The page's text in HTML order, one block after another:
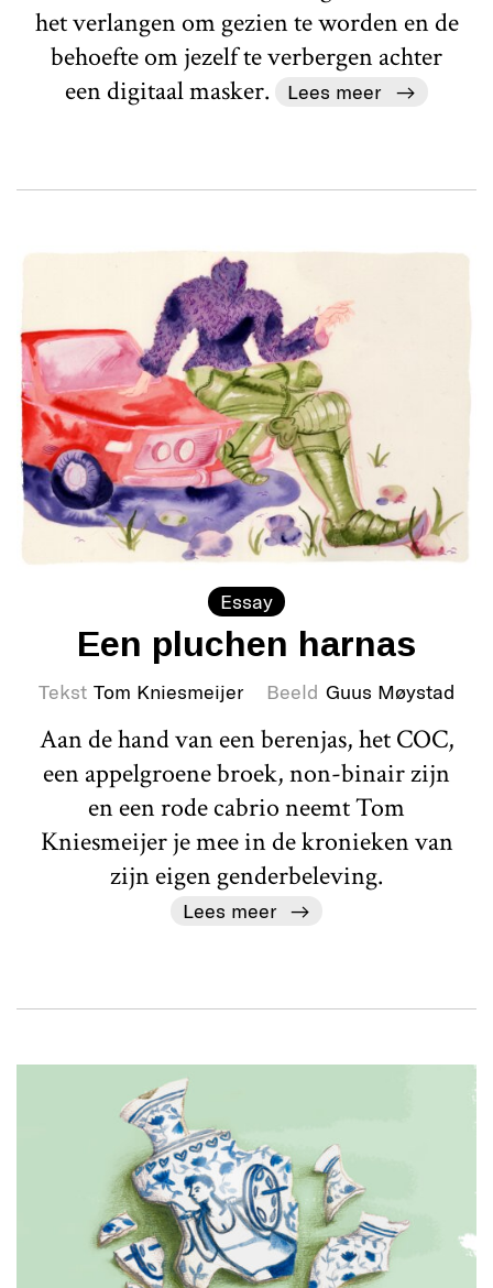
het verlangen om gezien te worden en de
behoefte om jezelf te verbergen achter
een digitaal masker.
Lees meer
Essay
Een pluchen harnas
Tekst Tom Kniesmeijer Beeld Guus Møystad
Aan de hand van een berenjas, het COC,
een appelgroene broek, non-binair zijn
en een rode cabrio neemt Tom
Kniesmeijer je mee in de kronieken van
zijn eigen genderbeleving.
Lees meer